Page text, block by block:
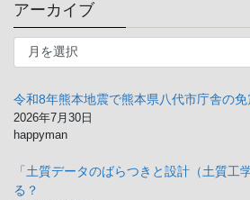
リ
ー
アーカイブ
ア
イ
ブ
令和8年熊本地震で熊本県八代市庁舎の
2026年7月30日
happyman
「土質データのばらつきと設計（土質工
る？